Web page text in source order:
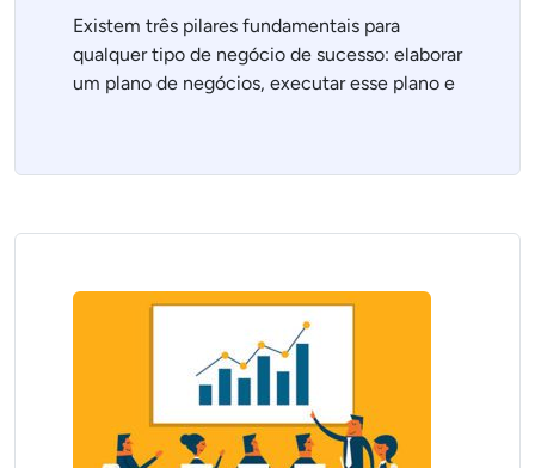
Existem três pilares fundamentais para
qualquer tipo de negócio de sucesso: elaborar
um plano de negócios, executar esse plano e